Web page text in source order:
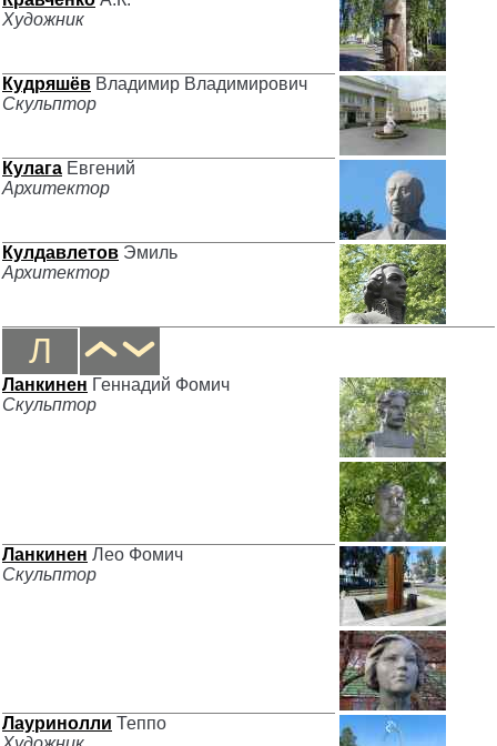
Художник
Кудряшёв Владимир Владимирович
Скульптор
Кулага Евгений
Архитектор
Кулдавлетов Эмиль
Архитектор
Л
Ланкинен Геннадий Фомич
Скульптор
Ланкинен Лео Фомич
Скульптор
Лауринолли Теппо